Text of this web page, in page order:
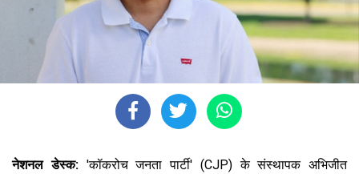
नेशनल डेस्क: 'कॉकरोच जनता पार्टी' (CJP) के संस्थापक अभिजीत